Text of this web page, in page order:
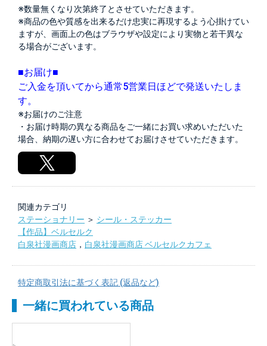
※数量無くなり次第終了とさせていただきます。
※商品の色や質感を出来るだけ忠実に再現するよう心掛けてい
ますが、画面上の色はブラウザや設定により実物と若干異な
る場合がございます。
■お届け■
ご入金を頂いてから通常5営業日ほどで発送いたしま
す。
※お届けのご注意
・お届け時期の異なる商品をご一緒にお買い求めいただいた
場合、納期の遅い方に合わせてお届けさせていただきます。
関連カテゴリ
ステーショナリー ＞ シール・ステッカー
【作品】ベルセルク
白泉社漫画商店 ， 白泉社漫画商店 ベルセルクカフェ
特定商取引法に基づく表記 (返品など)
一緒に買われている商品